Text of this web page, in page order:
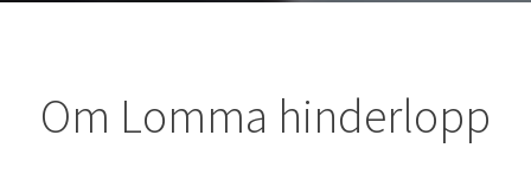
Om Lomma hinderlopp